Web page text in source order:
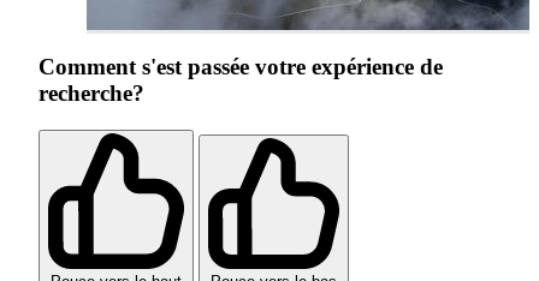
Comment s'est passée votre expérience de
recherche?